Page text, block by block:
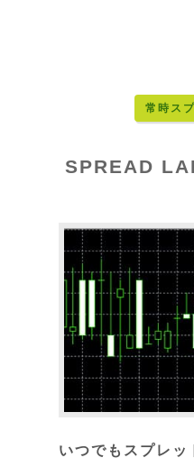
常時ス
SPREAD
いつでもスプレッ